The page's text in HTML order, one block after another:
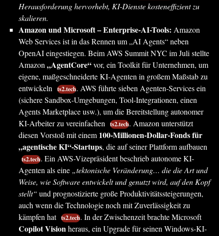
Herausforderung hervorhebt, KI-Dienste kosteneffizient zu
skalieren.
Amazon und Microsoft – Enterprise-AI-Tools: Amazon
Web Services ist in das Rennen um „AI Agents“ neben
OpenAI eingestiegen. Beim AWS Summit NYC im Juli stellte
Amazon „AgentCore“vor, ein Toolkit für Unternehmen, um
eigene, maßgeschneiderte KI-Agenten in großem Maßstab zu
entwickeln
ts2.tech. AWS führte sieben Agenten-Services ein
(sichere Sandbox-Umgebungen, Tool-Integrationen, einen
Agents Marketplace usw.), um die Bereitstellung autonomer
KI-Arbeiter zu vereinfachen
ts2.tech. Amazon unterstützt
diesen Vorstoß mit einem 100-Millionen-Dollar-Fonds für
„agentische KI“-Startups, die auf seiner Plattform aufbauen
ts2.tech. Ein AWS-Vizepräsident beschrieb autonome KI-
Agenten als eine „tektonische Veränderung… die die Art und
Weise, wie Software entwickelt und genutzt wird, auf den Kopf
stellt“ und prognostizierte große Produktivitätssteigerungen,
auch wenn die Technologie noch mit Zuverlässigkeit zu
kämpfen hat ts2.tech. In der Zwischenzeit brachte Microsoft
Copilot Visionheraus, ein Upgrade für seinen Windows-KI-